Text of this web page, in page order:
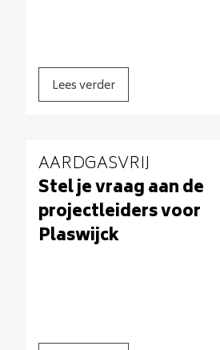
Lees verder
AARDGASVRIJ
Stel je vraag aan de
projectleiders voor
Plaswijck